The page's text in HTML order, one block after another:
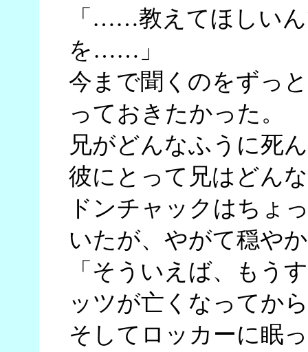
「……教えてほしい
を……」
今まで聞くのをずっ
っておきたかった。
兄がどんなふうに死
彼にとって兄はどん
ドンチャックはちょ
いたが、やがて穏や
「そういえば、も
ッツが亡くなってか
そしてロッカーに眠